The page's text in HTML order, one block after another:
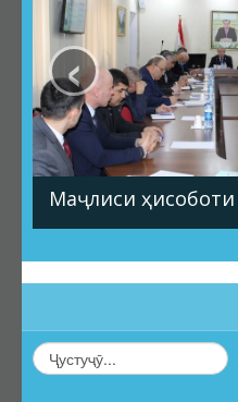
Маҷлиси ҳисоботи
‹